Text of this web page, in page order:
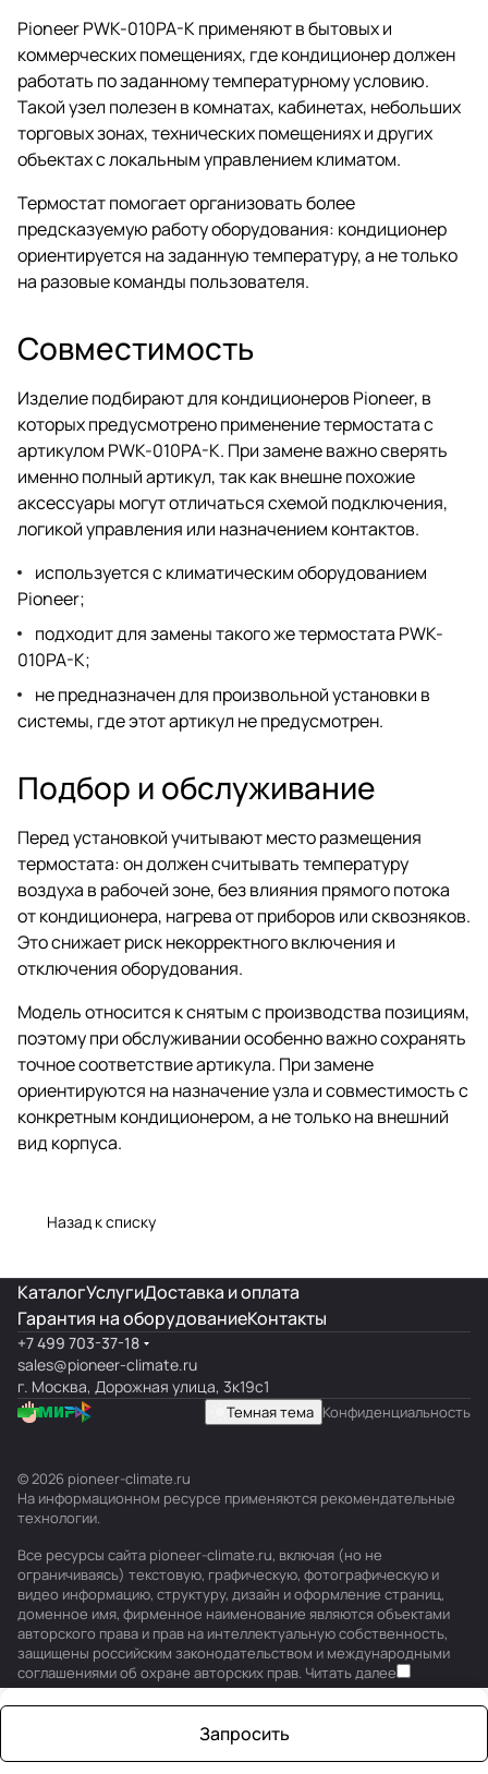
Pioneer PWK-010PA-K применяют в бытовых и
коммерческих помещениях, где кондиционер должен
работать по заданному температурному условию.
Такой узел полезен в комнатах, кабинетах, небольших
торговых зонах, технических помещениях и других
объектах с локальным управлением климатом.
Термостат помогает организовать более
предсказуемую работу оборудования: кондиционер
ориентируется на заданную температуру, а не только
на разовые команды пользователя.
Совместимость
Изделие подбирают для кондиционеров Pioneer, в
которых предусмотрено применение термостата с
артикулом PWK-010PA-K. При замене важно сверять
именно полный артикул, так как внешне похожие
аксессуары могут отличаться схемой подключения,
логикой управления или назначением контактов.
используется с климатическим оборудованием
Pioneer;
подходит для замены такого же термостата PWK-
010PA-K;
не предназначен для произвольной установки в
системы, где этот артикул не предусмотрен.
Подбор и обслуживание
Перед установкой учитывают место размещения
термостата: он должен считывать температуру
воздуха в рабочей зоне, без влияния прямого потока
от кондиционера, нагрева от приборов или сквозняков.
Это снижает риск некорректного включения и
отключения оборудования.
Модель относится к снятым с производства позициям,
поэтому при обслуживании особенно важно сохранять
точное соответствие артикула. При замене
ориентируются на назначение узла и совместимость с
конкретным кондиционером, а не только на внешний
вид корпуса.
Назад к списку
Запросить
КаталогУслугиДоставка и оплата
Гарантия на оборудованиеКонтакты
+7 499 703-37-18
sales@pioneer-climate.ru
г. Москва, Дорожная улица, 3к19с1
Темная тема Конфиденциальность
© 2026 pioneer-climate.ru
На информационном ресурсе применяются рекомендательные
технологии.
Все ресурсы сайта pioneer-climate.ru, включая (но не
ограничиваясь) текстовую, графическую, фотографическую и
видео информацию, структуру, дизайн и оформление страниц,
доменное имя, фирменное наименование являются объектами
авторского права и прав на интеллектуальную собственность,
защищены российским законодательством и международными
соглашениями об охране авторских прав. Читать далее